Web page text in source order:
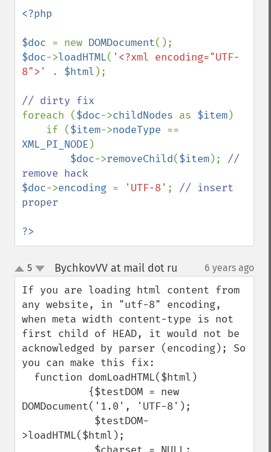
<?php
$doc = new DOMDocument
$doc->loadHTML( '<?xml encoding="UTF-
8">'
. $html );
foreach ($doc->childNodes as $item)
    if (
$item->nodeType
XML_PI_NODE )
$doc->removeChild($item); //
$doc->encoding = 'UTF-8' ; // insert
proper
?>
up
down
5 BychkovVV at mail dot ru 6 years ago
If you are loading html content from
any website, in "utf-8" encoding,
when meta width content-type is not
first child of HEAD, it would not be
acknowledged by parser (encoding); So
you can make this fix:
DOMDocument('1.0', 'UTF-8');
>loadHTML($html);